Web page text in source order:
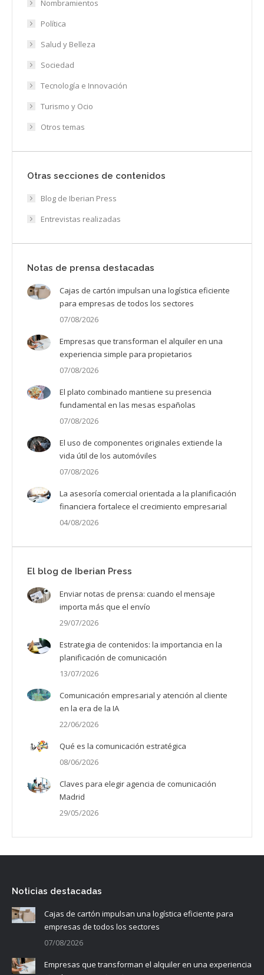
Nombramientos
Política
Salud y Belleza
Sociedad
Tecnología e Innovación
Turismo y Ocio
Otros temas
Otras secciones de contenidos
Blog de Iberian Press
Entrevistas realizadas
Notas de prensa destacadas
Cajas de cartón impulsan una logística eficiente
para empresas de todos los sectores
07/08/2026
Empresas que transforman el alquiler en una
experiencia simple para propietarios
07/08/2026
El plato combinado mantiene su presencia
fundamental en las mesas españolas
07/08/2026
El uso de componentes originales extiende la
vida útil de los automóviles
07/08/2026
La asesoría comercial orientada a la planificación
financiera fortalece el crecimiento empresarial
04/08/2026
El blog de Iberian Press
Enviar notas de prensa: cuando el mensaje
importa más que el envío
29/07/2026
Estrategia de contenidos: la importancia en la
planificación de comunicación
13/07/2026
Comunicación empresarial y atención al cliente
en la era de la IA
22/06/2026
Qué es la comunicación estratégica
08/06/2026
Claves para elegir agencia de comunicación
Madrid
29/05/2026
Noticias destacadas
Cajas de cartón impulsan una logística eficiente para
empresas de todos los sectores
07/08/2026
Empresas que transforman el alquiler en una experiencia